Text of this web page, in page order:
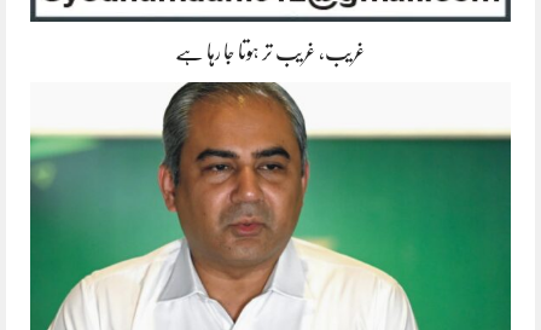
غریب، غریب تر ہوتا جا رہا ہے